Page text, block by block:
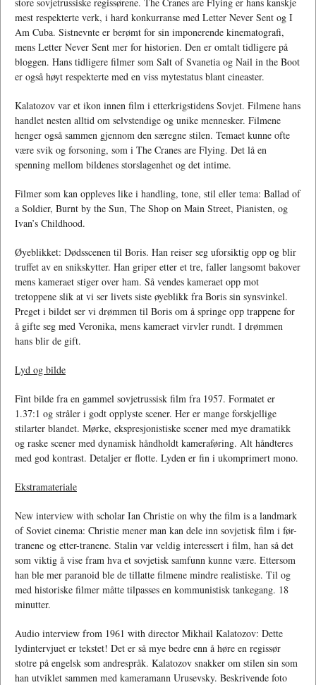
mest respekterte verk, i hard konkurranse med Letter Never Sent og I
Am Cuba. Sistnevnte er berømt for sin imponerende kinematografi,
mens Letter Never Sent mer for historien. Den er omtalt tidligere på
bloggen. Hans tidligere filmer som Salt of Svanetia og Nail in the Boot
er også høyt respekterte med en viss mytestatus blant cineaster.
Kalatozov var et ikon innen film i etterkrigstidens Sovjet. Filmene hans
handlet nesten alltid om selvstendige og unike mennesker. Filmene
henger også sammen gjennom den særegne stilen. Temaet kunne ofte
være svik og forsoning, som i The Cranes are Flying. Det lå en
spenning mellom bildenes storslagenhet og det intime.
Filmer som kan oppleves like i handling, tone, stil eller tema: Ballad of
a Soldier, Burnt by the Sun, The Shop on Main Street, Pianisten, og
Ivan’s Childhood.
Øyeblikket: Dødsscenen til Boris. Han reiser seg uforsiktig opp og blir
truffet av en snikskytter. Han griper etter et tre, faller langsomt bakover
mens kameraet stiger over ham. Så vendes kameraet opp mot
tretoppene slik at vi ser livets siste øyeblikk fra Boris sin synsvinkel.
Preget i bildet ser vi drømmen til Boris om å springe opp trappene for
å gifte seg med Veronika, mens kameraet virvler rundt. I drømmen
hans blir de gift.
Lyd og bilde
Fint bilde fra en gammel sovjetrussisk film fra 1957. Formatet er
1.37:1 og stråler i godt opplyste scener. Her er mange forskjellige
stilarter blandet. Mørke, ekspresjonistiske scener med mye dramatikk
og raske scener med dynamisk håndholdt kameraføring. Alt håndteres
med god kontrast. Detaljer er flotte. Lyden er fin i ukomprimert mono.
Ekstramateriale
New interview with scholar Ian Christie on why the film is a landmark
of Soviet cinema: Christie mener man kan dele inn sovjetisk film i før-
tranene og etter-tranene. Stalin var veldig interessert i film, han så det
som viktig å vise fram hva et sovjetisk samfunn kunne være. Ettersom
han ble mer paranoid ble de tillatte filmene mindre realistiske. Til og
med historiske filmer måtte tilpasses en kommunistisk tankegang. 18
minutter.
Audio interview from 1961 with director Mikhail Kalatozov: Dette
lydintervjuet er tekstet! Det er så mye bedre enn å høre en regissør
stotre på engelsk som andrespråk. Kalatozov snakker om stilen sin som
han utviklet sammen med kameramann Urusevsky. Beskrivende foto